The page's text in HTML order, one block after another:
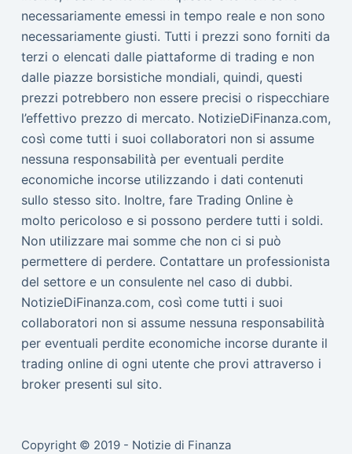
necessariamente emessi in tempo reale e non sono
necessariamente giusti. Tutti i prezzi sono forniti da
terzi o elencati dalle piattaforme di trading e non
dalle piazze borsistiche mondiali, quindi, questi
prezzi potrebbero non essere precisi o rispecchiare
l’effettivo prezzo di mercato. NotizieDiFinanza.com,
così come tutti i suoi collaboratori non si assume
nessuna responsabilità per eventuali perdite
economiche incorse utilizzando i dati contenuti
sullo stesso sito. Inoltre, fare Trading Online è
molto pericoloso e si possono perdere tutti i soldi.
Non utilizzare mai somme che non ci si può
permettere di perdere. Contattare un professionista
del settore e un consulente nel caso di dubbi.
NotizieDiFinanza.com, così come tutti i suoi
collaboratori non si assume nessuna responsabilità
per eventuali perdite economiche incorse durante il
trading online di ogni utente che provi attraverso i
broker presenti sul sito.
Copyright © 2019 - Notizie di Finanza